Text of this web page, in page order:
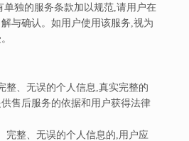
单独的服务条款加以规范,请用户在
与确认。如用户使用该服务,视为
整、无误的个人信息,真实完整的
售后服务的依据和用户获得法律
完整、无误的个人信息的,用户应